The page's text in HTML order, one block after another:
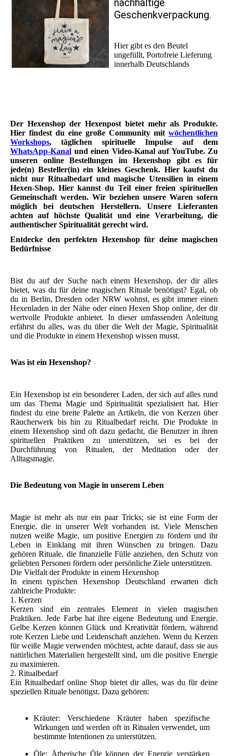
Geschenkverpackung.
Hier gibt es den Beutel
ungefüllt, Portofreie Lieferung
innerhalb Deutschlands
Der Hexenshop der Hexenpost bietet mehr als Produkte.
Hier findest du eine große Community mit wöchentlichen
Workshops, täglichen spirituelle Impulse auf dem
WhatsApp-Kanal und einen Video-Kanal auf YouTube. Zu
unseren online Bestellungen im Hexenshop gibt es für
jede(n) Besteller(in) ein kleines Geschenk. Hier kaufst du
nicht nur Ritualbedarf und magische Utensilien in einem
Hexen-Shop. Hier kannst du Teil einer freien spirituellen
Gemeinschaft werden. Wir beziehen unsere Waren sofern
möglich bei deutschen Herstellern. Unsere Lieferanten
achten auf höchste Qualität und eine Verarbeitung, die
authentischer Spiritualität gerecht wird.
Entdecke den perfekten Hexenshop für deine magischen
Bedürfnisse
Bist du auf der Suche nach einem Hexenshop, der dir alles
bietet, was du für deine magischen Rituale benötigst? Egal, ob
du in Berlin, Dresden oder NRW wohnst, es gibt immer einen
Hexenladen in der Nähe oder einen Hexen Shop online, der dir
wertvolle Produkte anbietet. In dieser umfassenden Anleitung
erfährst du alles, was du über die Welt der Magie, Spiritualität
und die Produkte in einem Hexenshop wissen musst.
Was ist ein Hexenshop?
Ein Hexenshop ist ein besonderer Laden, der sich auf alles rund
um das Thema Magie und Spiritualität spezialisiert hat. Hier
findest du eine breite Palette an Artikeln, die von Kerzen über
Räucherwerk bis hin zu Ritualbedarf reicht. Die Produkte in
einem Hexenshop sind oft dazu gedacht, die Benutzer in ihren
spirituellen Praktiken zu unterstützen, sei es bei der
Durchführung von Ritualen, der Meditation oder der
Alltagsmagie.
Die Bedeutung von Magie in unserem Leben
Magie ist mehr als nur ein paar Tricks; sie ist eine Form der
Energie, die in unserer Welt vorhanden ist. Viele Menschen
nutzen weiße Magie, um positive Energien zu fördern und ihr
Leben in Einklang mit ihren Wünschen zu bringen. Dazu
gehören Rituale, die finanzielle Fülle anziehen, den Schutz von
geliebten Personen fördern oder persönliche Ziele unterstützen.
Die Vielfalt der Produkte in einem Hexenshop
In einem typischen Hexenshop Deutschland erwarten dich
zahlreiche Produkte:
1. Kerzen
Kerzen sind ein zentrales Element in vielen magischen
Praktiken. Jede Farbe hat ihre eigene Bedeutung und Energie.
Gelbe Kerzen können Glück und Kreativität fördern, während
rote Kerzen Liebe und Leidenschaft anziehen. Wenn du Kerzen
für weiße Magie verwenden möchtest, achte darauf, dass sie aus
natürlichen Materialien hergestellt sind, um die positive Energie
zu maximieren.
2. Ritualbedarf
Ein Ritualbedarf online Shop bietet dir alles, was du für deine
speziellen Rituale benötigst. Dazu gehören:
Kräuter: Verschiedene Kräuter haben spezifische
Wirkungen und werden oft in Ritualen verwendet, um
bestimmte Intentionen zu unterstützen.
Öle: Ätherische Öle können der Energie verstärken